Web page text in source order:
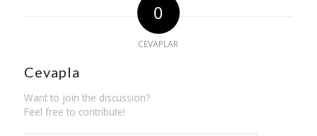
0
CEVAPLAR
Cevapla
Want to join the discussion?
Feel free to contribute!